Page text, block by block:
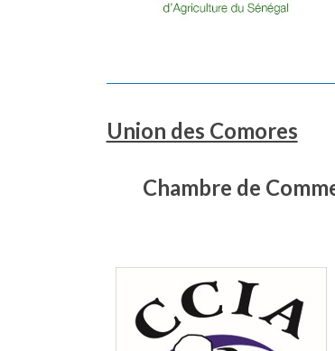
Union des Comores
Chambre de